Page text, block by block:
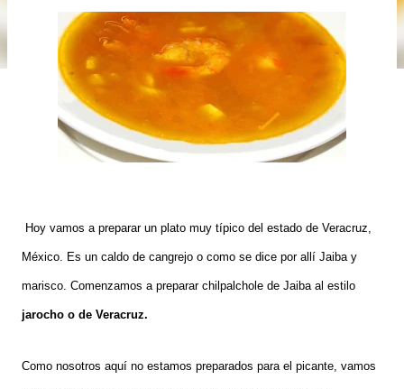
Hoy vamos a preparar un plato muy típico del estado de Veracruz,
México. Es un caldo de cangrejo o como se dice por allí Jaiba y
marisco. Comenzamos a preparar chilpalchole de Jaiba al estilo
jarocho o de Veracruz.
Como nosotros aquí no estamos preparados para el picante, vamos